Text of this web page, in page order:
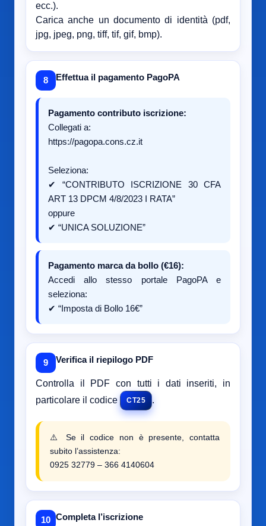
ecc.).
Carica anche un documento di identità (pdf,
jpg, jpeg, png, tiff, tif, gif, bmp).
8 Effettua il pagamento PagoPA
Pagamento contributo iscrizione:
Collegati a:
https://pagopa.cons.cz.it
Seleziona:
✔ “CONTRIBUTO ISCRIZIONE 30 CFA
ART 13 DPCM 4/8/2023 I RATA”
oppure
✔ “UNICA SOLUZIONE”
Pagamento marca da bollo (€16):
Accedi allo stesso portale PagoPA e
seleziona:
✔ “Imposta di Bollo 16€”
9 Verifica il riepilogo PDF
Controlla il PDF con tutti i dati inseriti, in
particolare il codice
CT25 .
⚠️ Se il codice non è presente, contatta
subito l’assistenza:
0925 32779 – 366 4140604
10 Completa l’iscrizione